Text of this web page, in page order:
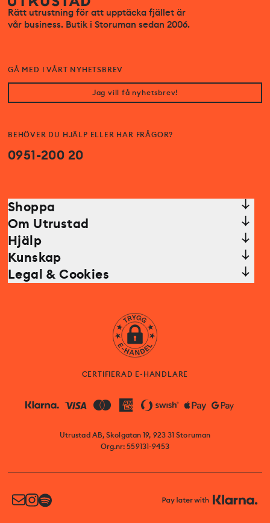
Rätt utrustning för att upptäcka fjället är
vår business. Butik i Storuman sedan 2006.
BEHÖVER DU HJÄLP ELLER HAR FRÅGOR?
0951-200 20
GÅ MED I VÅRT NYHETSBREV
Jag vill få nyhetsbrev!
Shoppa
Om Utrustad
Hjälp
Kunskap
Legal & Cookies
CERTIFIERAD E-HANDLARE
Utrustad AB, Skolgatan 19, 923 31 Storuman
Org.nr: 559131-9453